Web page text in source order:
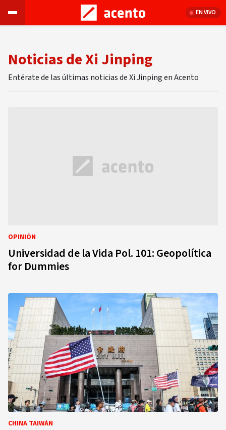
EN VIVO
Noticias de Xi Jinping
Entérate de las últimas noticias de Xi Jinping en Acento
OPINIÓN
Universidad de la Vida Pol. 101: Geopolítica
for Dummies
CHINA TAIWÁN